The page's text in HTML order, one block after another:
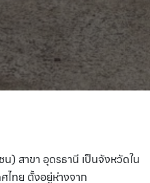
) สาขา อุดรธานี เป็นจังหวัดใน
ไทย ตั้งอยู่ห่างจาก